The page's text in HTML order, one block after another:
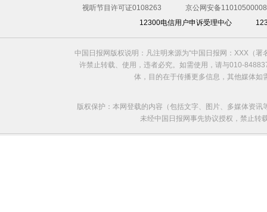
视听节目许可证0108263
京公网安备
12300电信用户申诉受理中心
中国日报网版权说明：凡注明来源为“中国日报网：XXX（
许禁止转载、使用，违者必究。如需使用，请与010-
体，目的在于传播更多信息，其他媒体
版权保护：本网登载的内容（包括文字、图片、多媒体资
未经中国日报网事先协议授权，禁止转